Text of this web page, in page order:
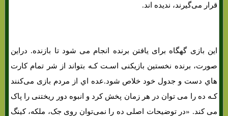
قرار می‌گیرند، ندیده اند.
این بازی گهگاه برای یافتن برنده انجام می شود تا بازنده. دراین
صورت، برنده نخستین بازیکنی اسـت کـه بتواند از شر تمام کارت
هاي‌ دست و جدول خود خلاص شود.عده اي از مردم بازی می‌کنند
کـه ده را می توان در هر زمان پخش کرد و انبوه دور ریختنی را پاک
می کند. «در توضیحات اصلی ده را نمی‌توان روی جک، ملکه، کینگ